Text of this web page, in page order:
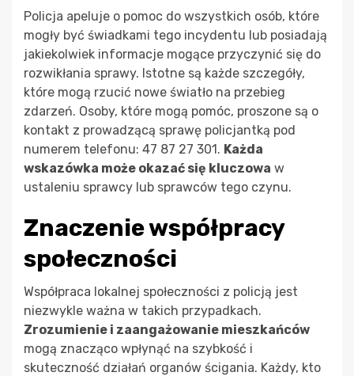
Policja apeluje o pomoc do wszystkich osób, które
mogły być świadkami tego incydentu lub posiadają
jakiekolwiek informacje mogące przyczynić się do
rozwikłania sprawy. Istotne są każde szczegóły,
które mogą rzucić nowe światło na przebieg
zdarzeń. Osoby, które mogą pomóc, proszone są o
kontakt z prowadzącą sprawę policjantką pod
numerem telefonu: 47 87 27 301. Każda
wskazówka może okazać się kluczowa w
ustaleniu sprawcy lub sprawców tego czynu.
Znaczenie współpracy
społeczności
Współpraca lokalnej społeczności z policją jest
niezwykle ważna w takich przypadkach.
Zrozumienie i zaangażowanie mieszkańców
mogą znacząco wpłynąć na szybkość i
skuteczność działań organów ścigania. Każdy, kto